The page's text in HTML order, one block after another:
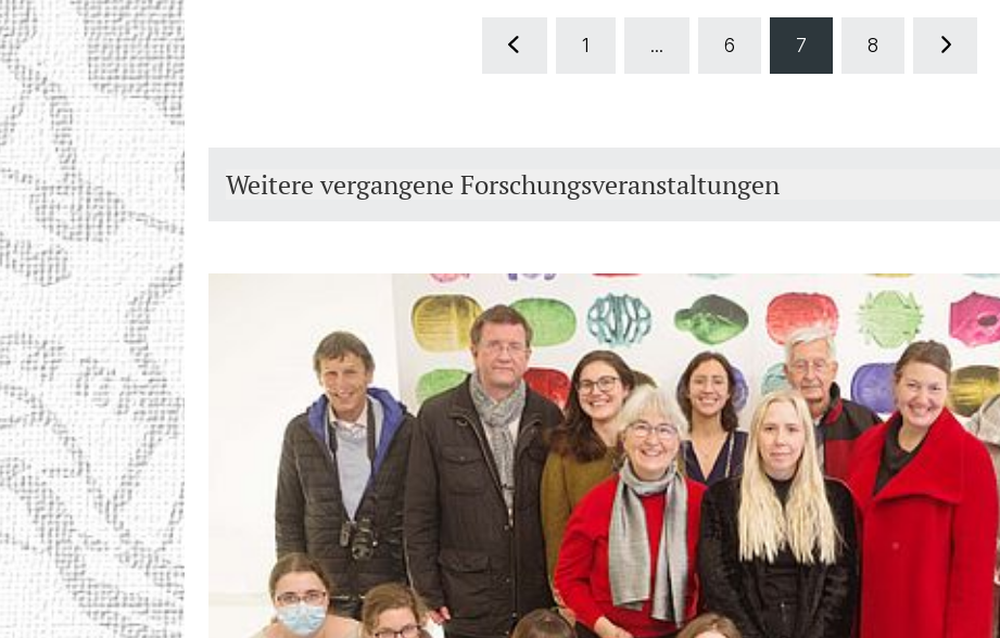
1 ... 6 7 8
Weitere vergangene Forschungsveranstaltungen